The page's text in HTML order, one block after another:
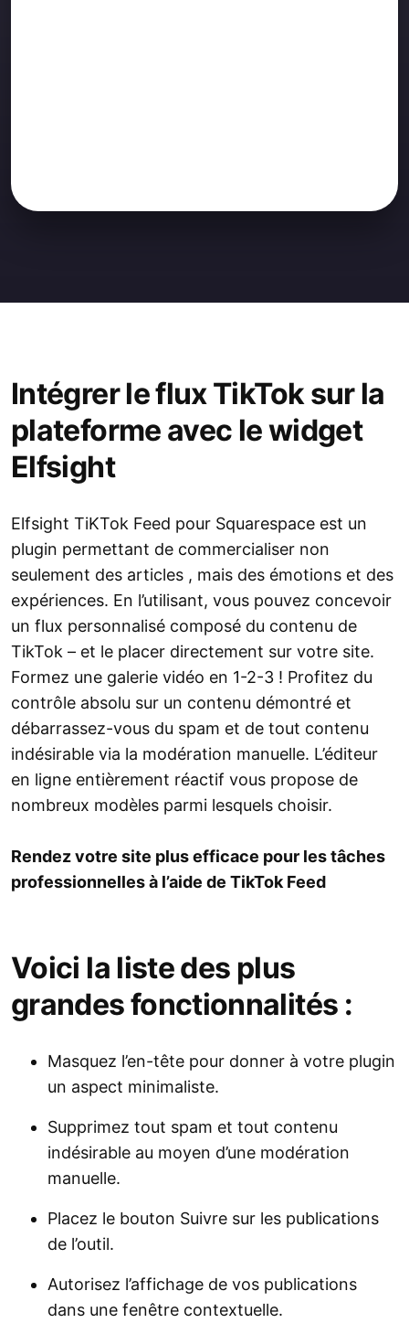
Intégrer le flux TikTok sur la
plateforme avec le widget
Elfsight
Elfsight TiKTok Feed pour Squarespace est un
plugin permettant de commercialiser non
seulement des articles , mais des émotions et des
expériences. En l’utilisant, vous pouvez concevoir
un flux personnalisé composé du contenu de
TikTok – et le placer directement sur votre site.
Formez une galerie vidéo en 1-2-3 ! Profitez du
contrôle absolu sur un contenu démontré et
débarrassez-vous du spam et de tout contenu
indésirable via la modération manuelle. L’éditeur
en ligne entièrement réactif vous propose de
nombreux modèles parmi lesquels choisir.
Rendez votre site plus efficace pour les tâches
professionnelles à l’aide de TikTok Feed
Voici la liste des plus
grandes fonctionnalités :
Masquez l’en-tête pour donner à votre plugin
un aspect minimaliste.
Supprimez tout spam et tout contenu
indésirable au moyen d’une modération
manuelle.
Placez le bouton Suivre sur les publications
de l’outil.
Autorisez l’affichage de vos publications
dans une fenêtre contextuelle.